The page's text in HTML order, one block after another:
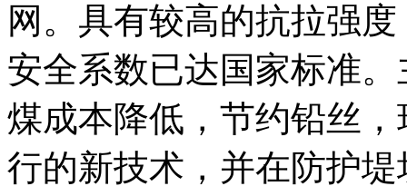
网。具有较高的抗拉强
安全系数已达国家标准
煤成本降低，节约铅丝
行的新技术，并在防护